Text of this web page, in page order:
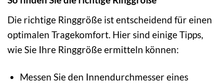
Die richtige Ringgröße ist entscheidend für einen
optimalen Tragekomfort. Hier sind einige Tipps,
wie Sie Ihre Ringgröße ermitteln können:
Messen Sie den Innendurchmesser eines